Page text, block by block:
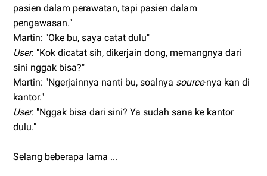
pasien dalam perawatan, tapi pasien dalam
pengawasan."
Martin: "Oke bu, saya catat dulu"
User: "Kok dicatat sih, dikerjain dong, memangnya dari
sini nggak bisa?"
Martin: "Ngerjainnya nanti bu, soalnya source-nya kan di
kantor."
User: "Nggak bisa dari sini? Ya sudah sana ke kantor
dulu."
Selang beberapa lama ...